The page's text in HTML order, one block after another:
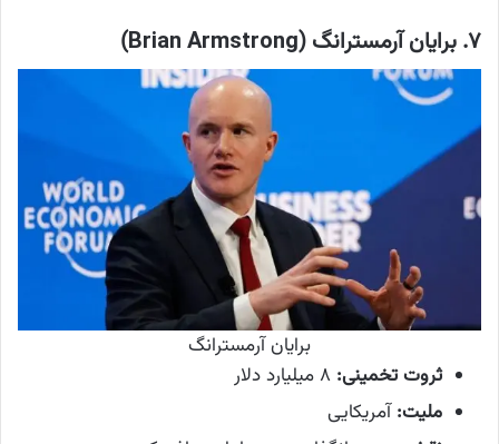
۷. برایان آرمسترانگ (Brian Armstrong)
برایان آرمسترانگ
ثروت تخمینی: ۸ میلیارد دلار
ملیت:آمریکایی